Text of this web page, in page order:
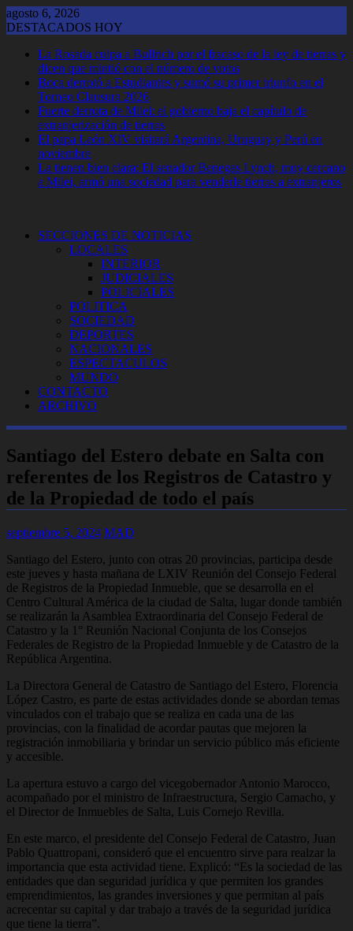
Saltar
al
agosto 6, 2026
DESTACADOS HOY
La Rosada culpa a Bullrich por el fracaso de la ley de tierras y
dicen que mintió con el número de votos
Boca derrotó a Estudiantes y sumó su primer triunfo en el
Torneo Clausura 2026
Fuerte derrota de Milei: el gobierno baja el capítulo de
extranjerización de tierras
El papa León XIV visitará Argentina, Uruguay y Perú en
noviembre
La tienen bien clara: El senador Benegas Lynch, muy cercano
a Milei, armó una sociedad para venderle tierras a extranjeros
SECCIONES DE NOTICIAS
LOCALES
INTERIOR
JUDICIALES
POLICIALES
POLITICA
SOCIEDAD
DEPORTES
NACIONALES
ESPECTACULOS
MUNDO
CONTACTO
ARCHIVO
Santiago del Estero debate en Salta con
referentes de los Registros de Catastro y
de la Propiedad de todo el país
septiembre 5, 2024 MAD
Santiago del Estero, junto con otras 20 provincias, participa desde
este jueves y hasta mañana de LXIV Reunión del Consejo Federal
de Registros de la Propiedad Inmueble, que se desarrolla en el
Centro Cultural América de la ciudad de Salta, lugar donde también
se realizarán la Asamblea Extraordinaria del Consejo Federal de
Catastro y la 1° Reunión Nacional Conjunta de los Consejos
Federales de Registro de la Propiedad Inmueble y de Catastro de la
República Argentina.
La Directora General de Catastro de Santiago del Estero, Florencia
López Castro, es parte de estas actividades donde se abordan temas
vinculados con el trabajo que se realiza en cada una de las
provincias, con la finalidad de acordar pautas que mejoren la
registración inmobiliaria y brindar un servicio público más eficiente
y accesible.
La apertura estuvo a cargo del vicegobernador Antonio Marocco,
acompañado por el ministro de Infraestructura, Sergio Camacho, y
el Director de Inmuebles de Salta, Luis Cornejo Revilla.
En este marco, el presidente del Consejo Federal de Catastro, Juan
Pablo Quattropani, consideró que el encuentro sirve para realzar la
importancia que esta actividad tiene. Explicó: “Es la sociedad de las
entidades que dan seguridad jurídica y que permiten los grandes
emprendimientos, las grandes inversiones y que permitan al país
acrecentar su capital y dar trabajo a través de la seguridad jurídica
que tiene la tierra”.